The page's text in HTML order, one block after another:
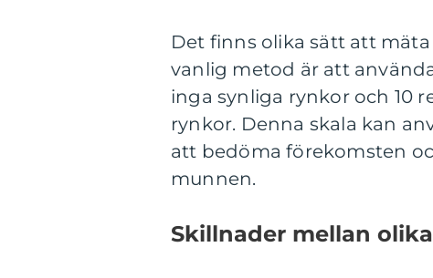
Det finns olika sätt att
vanlig metod är att
inga synliga rynkor och 10
rynkor. Denna skala kan
att bedöma förekomsten
munnen.
Skillnader mellan